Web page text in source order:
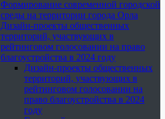
Формирование современной городской
среды на территории города Орла
Дизайн-проекты общественных
территорий, участвующих в
рейтинговом голосовании на право
благоустройства в 2024 году
Дизайн-проекты общественных
территорий, участвующих в
рейтинговом голосовании на
право благоустройства в 2024
году